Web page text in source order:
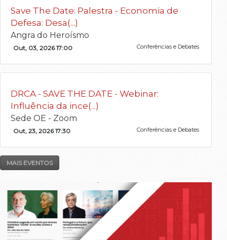
Save The Date: Palestra - Economia de
Defesa: Desa(...)
Angra do Heroísmo
Out, 03, 2026 17:00 Conferências e Debates
DRCA - SAVE THE DATE - Webinar:
Influência da ince(...)
Sede OE - Zoom
Out, 23, 2026 17:30 Conferências e Debates
MAIS EVENTOS